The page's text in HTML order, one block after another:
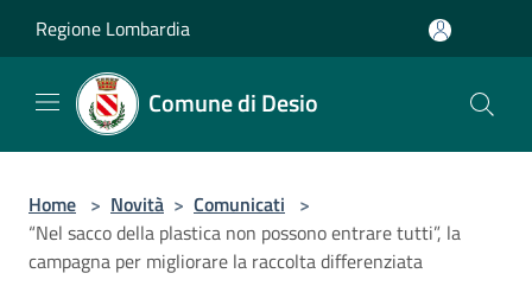
Regione Lombardia
Comune di Desio
Home > Novità > Comunicati >
“Nel sacco della plastica non possono entrare tutti”, la
campagna per migliorare la raccolta differenziata